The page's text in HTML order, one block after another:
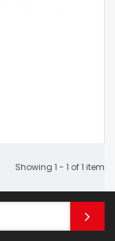
Showing 1 - 1 of 1 item